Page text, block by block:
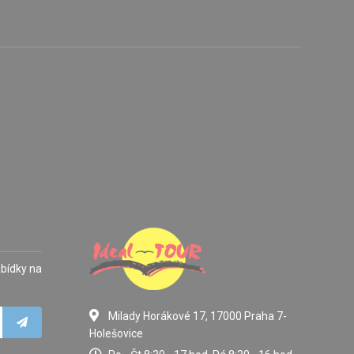
na
Milady Horákové 17, 17000 Praha 7-
Holešovice